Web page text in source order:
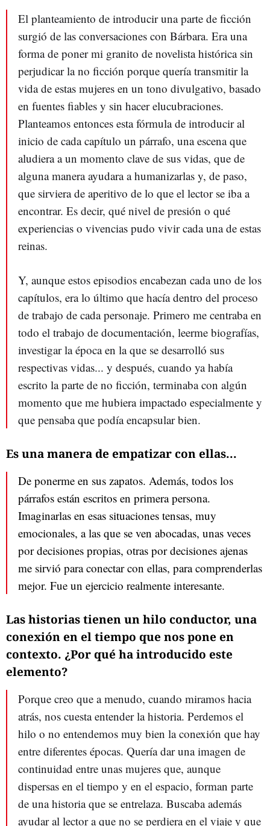
El planteamiento de introducir una parte de ficción
surgió de las conversaciones con Bárbara. Era una
forma de poner mi granito de novelista histórica sin
perjudicar la no ficción porque quería transmitir la
vida de estas mujeres en un tono divulgativo, basado
en fuentes fiables y sin hacer elucubraciones.
Planteamos entonces esta fórmula de introducir al
inicio de cada capítulo un párrafo, una escena que
aludiera a un momento clave de sus vidas, que de
alguna manera ayudara a humanizarlas y, de paso,
que sirviera de aperitivo de lo que el lector se iba a
encontrar. Es decir, qué nivel de presión o qué
experiencias o vivencias pudo vivir cada una de estas
reinas.
Y, aunque estos episodios encabezan cada uno de los
capítulos, era lo último que hacía dentro del proceso
de trabajo de cada personaje. Primero me centraba en
todo el trabajo de documentación, leerme biografías,
investigar la época en la que se desarrolló sus
respectivas vidas... y después, cuando ya había
escrito la parte de no ficción, terminaba con algún
momento que me hubiera impactado especialmente y
que pensaba que podía encapsular bien.
Es una manera de empatizar con ellas...
De ponerme en sus zapatos. Además, todos los
párrafos están escritos en primera persona.
Imaginarlas en esas situaciones tensas, muy
emocionales, a las que se ven abocadas, unas veces
por decisiones propias, otras por decisiones ajenas
me sirvió para conectar con ellas, para comprenderlas
mejor. Fue un ejercicio realmente interesante.
Las historias tienen un hilo conductor, una
conexión en el tiempo que nos pone en
contexto. ¿Por qué ha introducido este
elemento?
Porque creo que a menudo, cuando miramos hacia
atrás, nos cuesta entender la historia. Perdemos el
hilo o no entendemos muy bien la conexión que hay
entre diferentes épocas. Quería dar una imagen de
continuidad entre unas mujeres que, aunque
dispersas en el tiempo y en el espacio, forman parte
de una historia que se entrelaza. Buscaba además
ayudar al lector a que no se perdiera en el viaje y que